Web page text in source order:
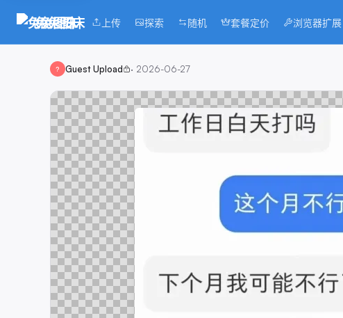
兔兔图床 上传 探索 随机 套餐定价 浏览器扩展
? Guest Upload · 2026-06-27